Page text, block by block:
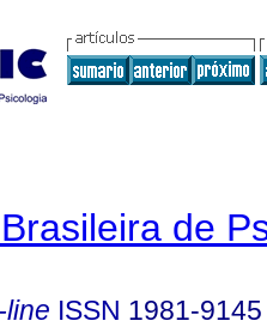
de
line ISSN 1981-9145